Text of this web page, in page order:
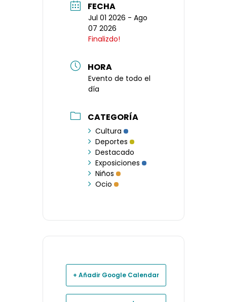
FECHA
Jul 01 2026 - Ago
07 2026
Finalizdo!
HORA
Evento de todo el
día
CATEGORÍA
Cultura
Deportes
Destacado
Exposiciones
Niños
Ocio
+ Añadir Google Calendar